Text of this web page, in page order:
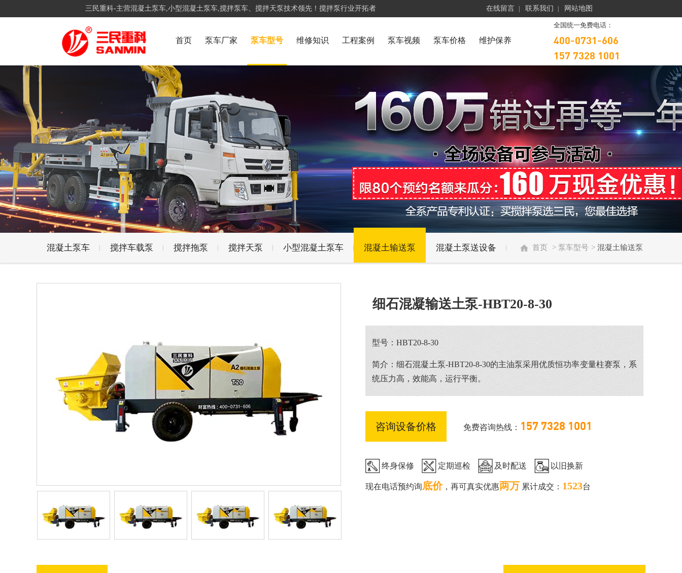
三民重科-主营混凝土泵车,小型混凝土泵车,搅拌泵车、搅拌天泵技术领先！搅拌泵行业开拓者 在线留言 联系我们 网站地图
首页 泵车厂家 泵车型号 维修知识 工程案例 泵车视频 泵车价格 维护保养
全国统一免费电话：
400-0731-606
157 7328 1001
混凝土泵车 搅拌车载泵 搅拌拖泵 搅拌天泵 小型混凝土泵车 混凝土输送泵 混凝土泵送设备 首页 > 泵车型号 > 混凝土输送泵
细石混凝输送土泵-HBT20-8-30
型号：HBT20-8-30
简介：细石混凝土泵-HBT20-8-30的主油泵采用优质恒功率变量柱赛泵，系
统压力高，效能高，运行平衡。
咨询设备价格 免费咨询热线： 157 7328 1001
终身保修 定期巡检 及时配送 以旧换新
现在电话预约询底价，再可真实优惠两万 累计成交： 1523台